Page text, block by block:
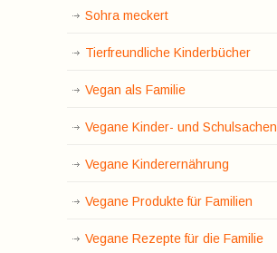
Sohra meckert
Tierfreundliche Kinderbücher
Vegan als Familie
Vegane Kinder- und Schulsachen
Vegane Kinderernährung
Vegane Produkte für Familien
Vegane Rezepte für die Familie